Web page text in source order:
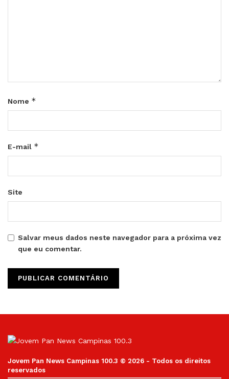
Nome *
E-mail *
Site
Salvar meus dados neste navegador para a próxima vez
que eu comentar.
Jovem Pan News Campinas 100.3 © 2026 - Todos os direitos
reservados